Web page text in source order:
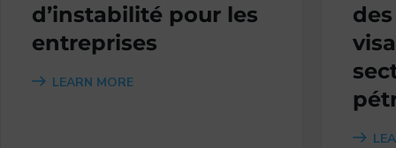
d’instabilité pour les
entreprises
LEARN MORE